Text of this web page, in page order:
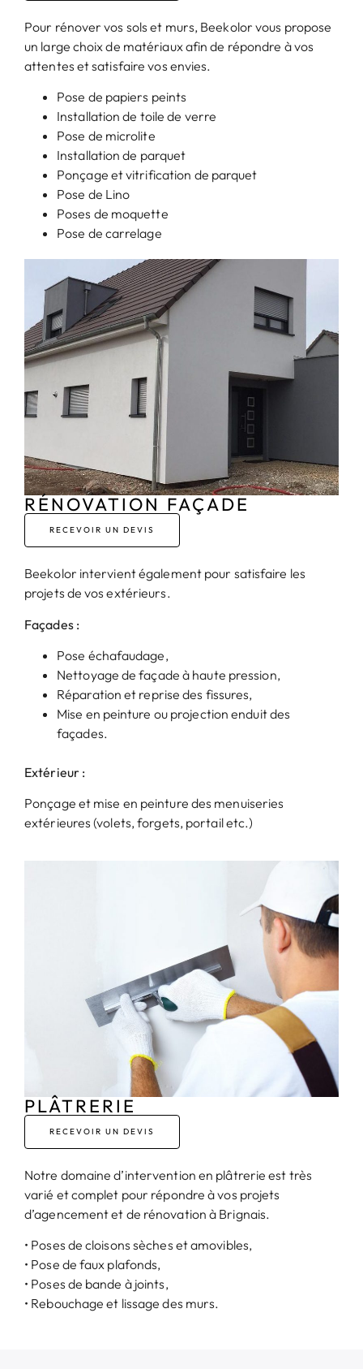
Pour rénover vos sols et murs, Beekolor vous propose
un large choix de matériaux afin de répondre à vos
attentes et satisfaire vos envies.
Pose de papiers peints
Installation de toile de verre
Pose de microlite
Installation de parquet
Ponçage et vitrification de parquet
Pose de Lino
Poses de moquette
Pose de carrelage
RÉNOVATION FAÇADE
RECEVOIR UN DEVIS
Beekolor intervient également pour satisfaire les
projets de vos extérieurs.
Façades :
Pose échafaudage,
Nettoyage de façade à haute pression,
Réparation et reprise des fissures,
Mise en peinture ou projection enduit des
façades.
Extérieur :
Ponçage et mise en peinture des menuiseries
extérieures (volets, forgets, portail etc.)
PLÂTRERIE
RECEVOIR UN DEVIS
Notre domaine d’intervention en plâtrerie est très
varié et complet pour répondre à vos projets
d’agencement et de rénovation à Brignais.
• Poses de cloisons sèches et amovibles,
• Pose de faux plafonds,
• Poses de bande à joints,
• Rebouchage et lissage des murs.